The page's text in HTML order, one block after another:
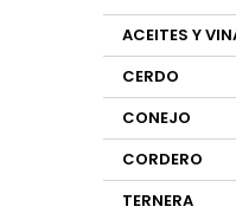
ACEITES Y
CERDO
CONEJO
CORDERO
TERNERA